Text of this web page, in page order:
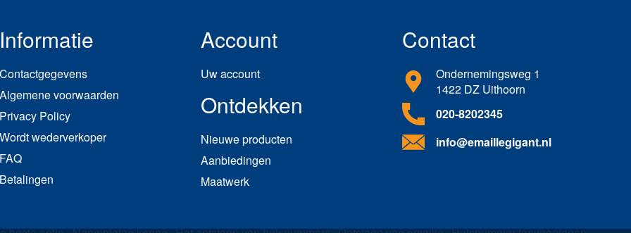
Informatie
Contactgegevens
Algemene voorwaarden
Privacy Policy
Wordt wederverkoper
FAQ
Betalingen
Account
Uw account
Ontdekken
Nieuwe producten
Aanbiedingen
Maatwerk
Contact
Ondernemingsweg 1
1422 DZ Uithoorn
020-8202345
info@emaillegigant.nl